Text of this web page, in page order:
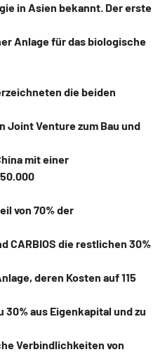
in Asien bekannt. Der erste
Anlage für das biologische
die beiden
Joint Venture zum Bau und
mit einer
von 70% der
CARBIOS die restlichen 30%
deren Kosten auf 115
aus Eigenkapital und zu
Verbindlichkeiten von